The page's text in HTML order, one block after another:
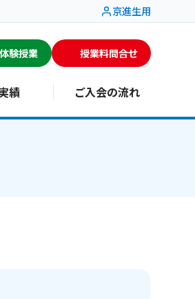
京進生用
験授業 授業料問合せ
績 ご入会の流れ